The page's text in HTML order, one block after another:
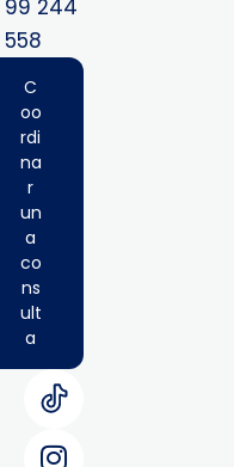
99 244
558‬‬
C
oo
rdi
na
r
un
a
co
ns
ult
a